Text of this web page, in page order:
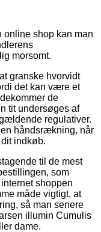
online shop kan man
morsomt.
granske hvorvidt
det kan være et
de
tit undersøges af
regulativer.
håndsrækning, når
indkøb.
til de mest
som
shoppen
måde vigtigt, at
så man senere
illumin Cumulis
dame.